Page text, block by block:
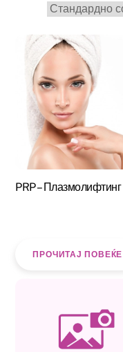
PRP – Плазмолифтинг
ПРОЧИТАЈ ПОВЕЌЕ